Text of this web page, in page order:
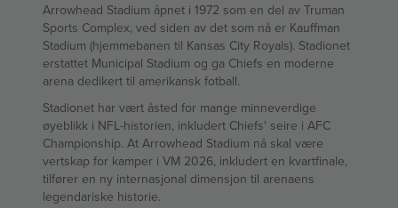
Arrowhead Stadium åpnet i 1972 som en del av Truman
Sports Complex, ved siden av det som nå er Kauffman
Stadium (hjemmebanen til Kansas City Royals). Stadionet
erstattet Municipal Stadium og ga Chiefs en moderne
arena dedikert til amerikansk fotball.
Stadionet har vært åsted for mange minneverdige
øyeblikk i NFL-historien, inkludert Chiefs' seire i AFC
Championship. At Arrowhead Stadium nå skal være
vertskap for kamper i VM 2026, inkludert en kvartfinale,
tilfører en ny internasjonal dimensjon til arenaens
legendariske historie.